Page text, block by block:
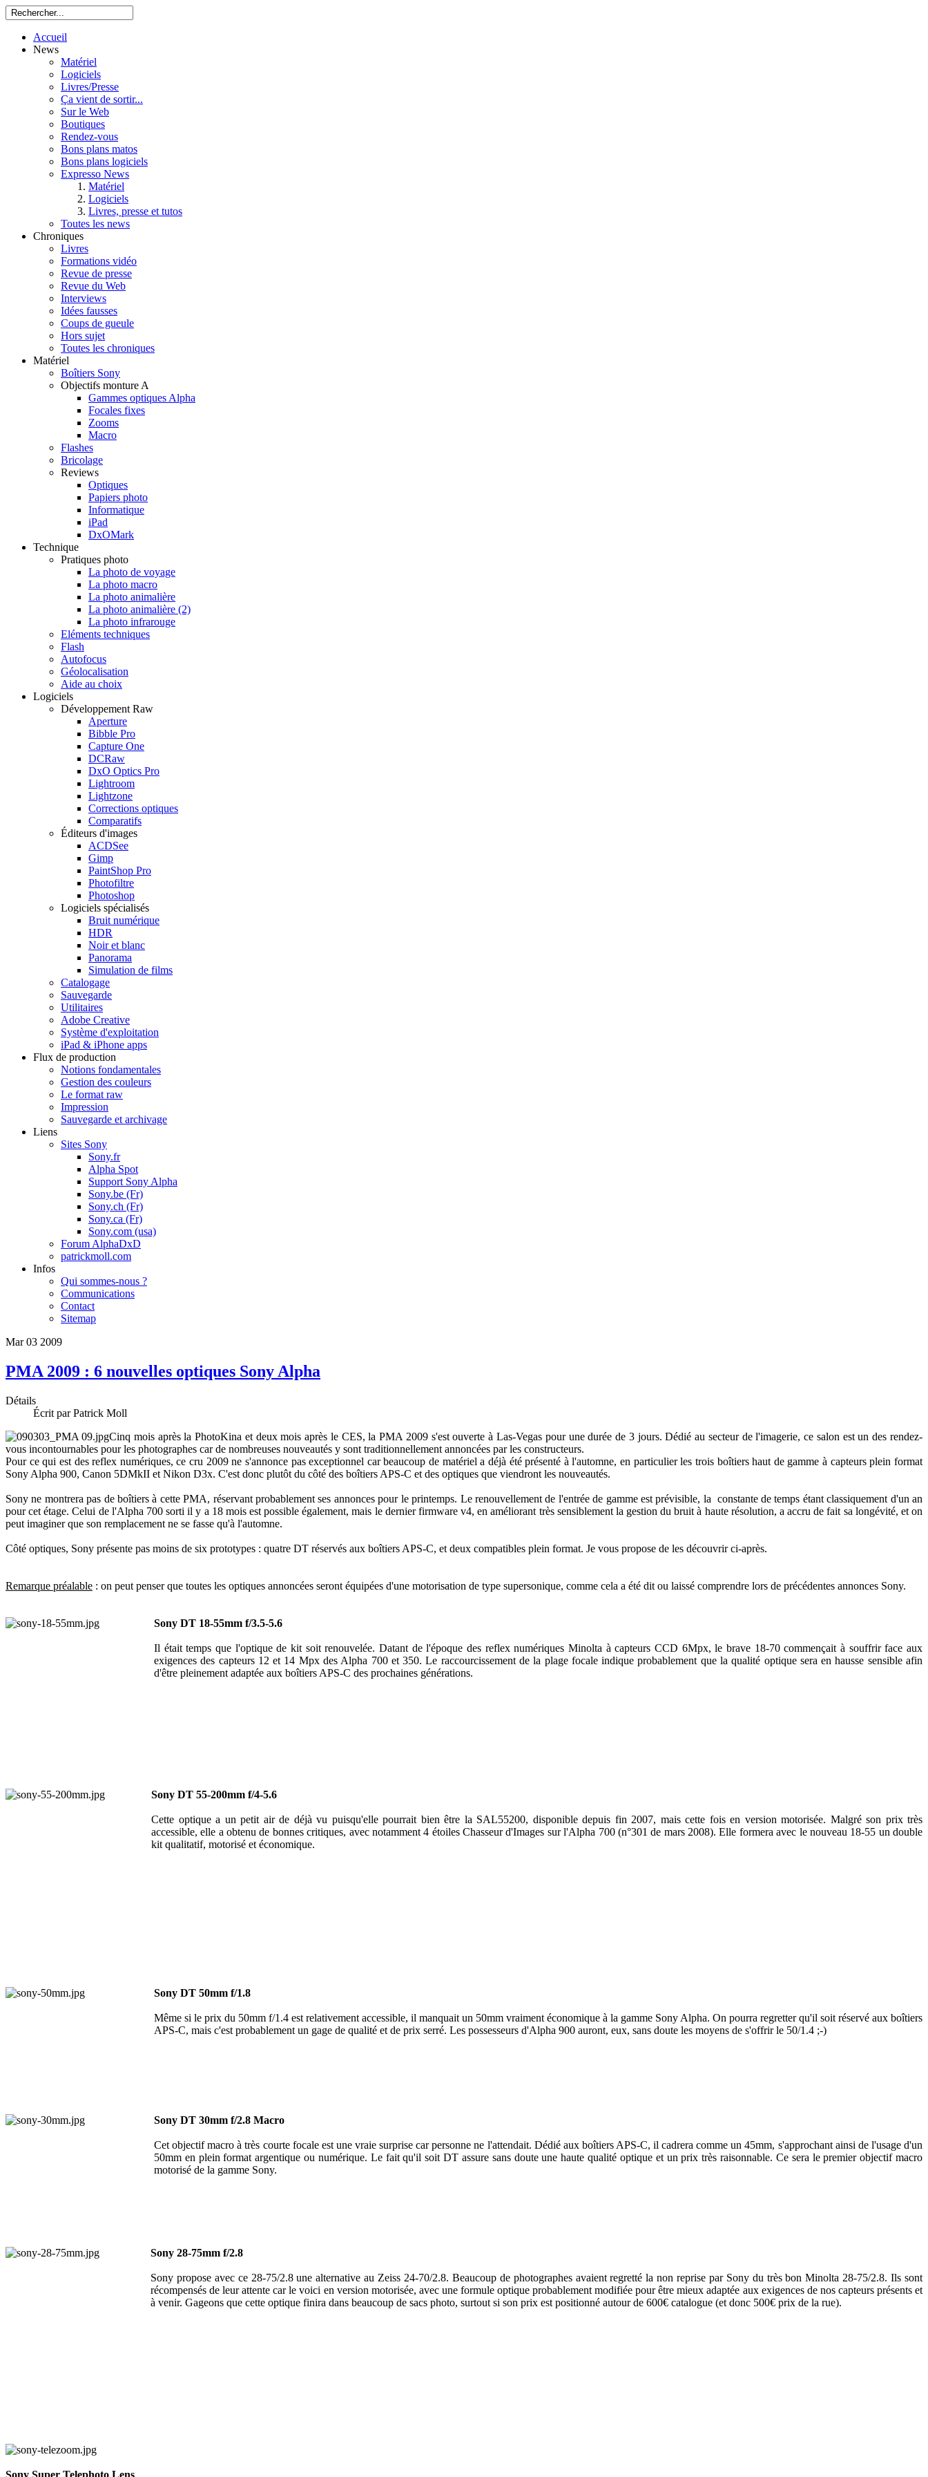
Accueil
News
Matériel
Logiciels
Livres/Presse
Ça vient de sortir...
Sur le Web
Boutiques
Rendez-vous
Bons plans matos
Bons plans logiciels
Expresso News
Matériel
Logiciels
Livres, presse et tutos
Toutes les news
Chroniques
Livres
Formations vidéo
Revue de presse
Revue du Web
Interviews
Idées fausses
Coups de gueule
Hors sujet
Toutes les chroniques
Matériel
Boîtiers Sony
Objectifs monture A
Gammes optiques Alpha
Focales fixes
Zooms
Macro
Flashes
Bricolage
Reviews
Optiques
Papiers photo
Informatique
iPad
DxOMark
Technique
Pratiques photo
La photo de voyage
La photo macro
La photo animalière
La photo animalière (2)
La photo infrarouge
Eléments techniques
Flash
Autofocus
Géolocalisation
Aide au choix
Logiciels
Développement Raw
Aperture
Bibble Pro
Capture One
DCRaw
DxO Optics Pro
Lightroom
Lightzone
Corrections optiques
Comparatifs
Éditeurs d'images
ACDSee
Gimp
PaintShop Pro
Photofiltre
Photoshop
Logiciels spécialisés
Bruit numérique
HDR
Noir et blanc
Panorama
Simulation de films
Catalogage
Sauvegarde
Utilitaires
Adobe Creative
Système d'exploitation
iPad & iPhone apps
Flux de production
Notions fondamentales
Gestion des couleurs
Le format raw
Impression
Sauvegarde et archivage
Liens
Sites Sony
Sony.fr
Alpha Spot
Support Sony Alpha
Sony.be (Fr)
Sony.ch (Fr)
Sony.ca (Fr)
Sony.com (usa)
Forum AlphaDxD
patrickmoll.com
Infos
Qui sommes-nous ?
Communications
Contact
Sitemap
Mar 03 2009
PMA 2009 : 6 nouvelles optiques Sony Alpha
Détails
Écrit par Patrick Moll
Cinq mois après la PhotoKina et deux mois après le CES, la PMA 2009 s'est ouverte à Las-Vegas pour une durée de 3 jours. Dédié au secteur de l'imagerie, ce salon est un des rendez-
vous incontournables pour les photographes car de nombreuses nouveautés y sont traditionnellement annoncées par les constructeurs.
Pour ce qui est des reflex numériques, ce cru 2009 ne s'annonce pas exceptionnel car beaucoup de matériel a déjà été présenté à l'automne, en particulier les trois boîtiers haut de gamme à capteurs plein format
Sony Alpha 900, Canon 5DMkII et Nikon D3x. C'est donc plutôt du côté des boîtiers APS-C et des optiques que viendront les nouveautés.
Sony ne montrera pas de boîtiers à cette PMA, réservant probablement ses annonces pour le printemps. Le renouvellement de l'entrée de gamme est prévisible, la constante de temps étant classiquement d'un an
pour cet étage. Celui de l'Alpha 700 sorti il y a 18 mois est possible également, mais le dernier firmware v4, en améliorant très sensiblement la gestion du bruit à haute résolution, a accru de fait sa longévité, et on
peut imaginer que son remplacement ne se fasse qu'à l'automne.
Côté optiques, Sony présente pas moins de six prototypes : quatre DT réservés aux boîtiers APS-C, et deux compatibles plein format. Je vous propose de les découvrir ci-après.
Remarque préalable : on peut penser que toutes les optiques annoncées seront équipées d'une motorisation de type supersonique, comme cela a été dit ou laissé comprendre lors de précédentes annonces Sony.
Sony DT 18-55mm f/3.5-5.6
Il était temps que l'optique de kit soit renouvelée. Datant de l'époque des reflex numériques Minolta à capteurs CCD 6Mpx, le brave 18-70 commençait à souffrir face aux
exigences des capteurs 12 et 14 Mpx des Alpha 700 et 350. Le raccourcissement de la plage focale indique probablement que la qualité optique sera en hausse sensible afin
d'être pleinement adaptée aux boîtiers APS-C des prochaines générations.
Sony DT 55-200mm f/4-5.6
Cette optique a un petit air de déjà vu puisqu'elle pourrait bien être la SAL55200, disponible depuis fin 2007, mais cette fois en version motorisée. Malgré son prix très
accessible, elle a obtenu de bonnes critiques, avec notamment 4 étoiles Chasseur d'Images sur l'Alpha 700 (n°301 de mars 2008). Elle formera avec le nouveau 18-55 un double
kit qualitatif, motorisé et économique.
Sony DT 50mm f/1.8
Même si le prix du 50mm f/1.4 est relativement accessible, il manquait un 50mm vraiment économique à la gamme Sony Alpha. On pourra regretter qu'il soit réservé aux boîtiers
APS-C, mais c'est probablement un gage de qualité et de prix serré. Les possesseurs d'Alpha 900 auront, eux, sans doute les moyens de s'offrir le 50/1.4 ;-)
Sony DT 30mm f/2.8 Macro
Cet objectif macro à très courte focale est une vraie surprise car personne ne l'attendait. Dédié aux boîtiers APS-C, il cadrera comme un 45mm, s'approchant ainsi de l'usage d'un
50mm en plein format argentique ou numérique. Le fait qu'il soit DT assure sans doute une haute qualité optique et un prix très raisonnable. Ce sera le premier objectif macro
motorisé de la gamme Sony.
Sony 28-75mm f/2.8
Sony propose avec ce 28-75/2.8 une alternative au Zeiss 24-70/2.8. Beaucoup de photographes avaient regretté la non reprise par Sony du très bon Minolta 28-75/2.8. Ils sont
récompensés de leur attente car le voici en version motorisée, avec une formule optique probablement modifiée pour être mieux adaptée aux exigences de nos capteurs présents et
à venir. Gageons que cette optique finira dans beaucoup de sacs photo, surtout si son prix est positionné autour de 600€ catalogue (et donc 500€ prix de la rue).
Sony Super Telephoto Lens